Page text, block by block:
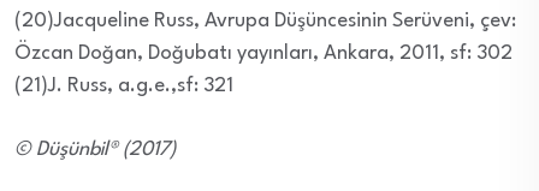
(20)Jacqueline Russ, Avrupa Düşüncesinin Serüveni, çev:
Özcan Doğan, Doğubatı yayınları, Ankara, 2011, sf: 302
(21)J. Russ, a.g.e.,sf: 321
© Düşünbil® (2017)